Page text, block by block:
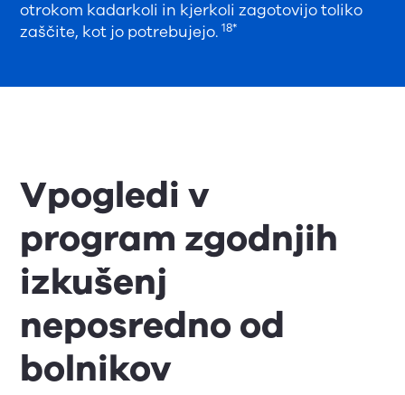
otrokom kadarkoli in kjerkoli zagotovijo toliko
zaščite, kot jo potrebujejo.18*
Vpogledi v
program zgodnjih
izkušenj
neposredno od
bolnikov